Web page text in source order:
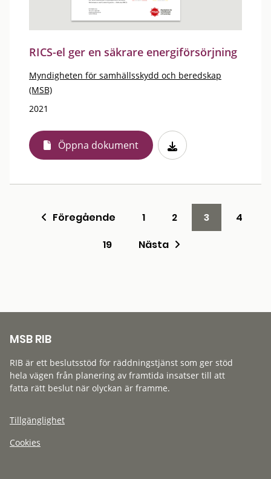
RICS-el ger en säkrare energiförsörjning
Myndigheten för samhällsskydd och beredskap
(MSB)
2021
Öppna dokument
Föregående 1 2 3
4
19
Nästa
MSB RIB
RIB är ett beslutsstöd för räddningstjänst som ger stöd
hela vägen från planering av framtida insatser till att
fatta rätt beslut när olyckan är framme.
Tillgänglighet
Cookies